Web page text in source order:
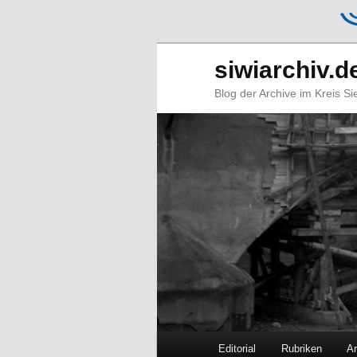
Blog der Archive im Kreis
Zum
Zum
Editorial Rubriken